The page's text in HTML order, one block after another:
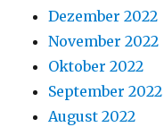
Dezember 2022
November 2022
Oktober 2022
September 2022
August 2022